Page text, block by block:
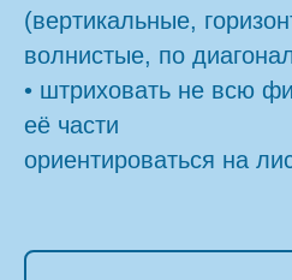
(вертикальные,
волнистые, по
• штриховать не всю
её части
ориентироваться на